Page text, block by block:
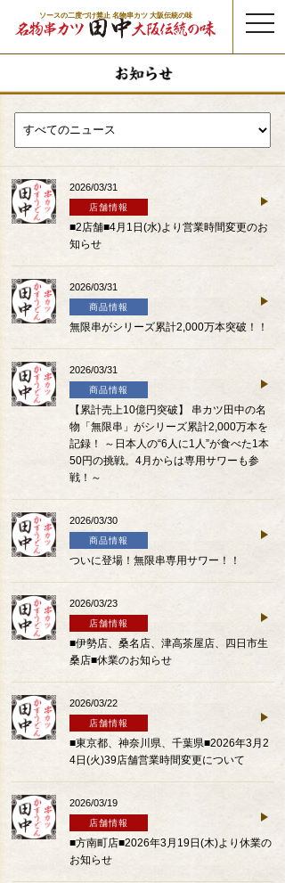
ソースの二度づけ禁止 名物串カツ 大阪伝統の味
t
o
g
l
i
a
i
n
2026/03/31
店舗情報
■2店舗■4月1日(水)より営業時間変更のお
知らせ
2026/03/31
商品情報
無限串がシリーズ累計2,000万本突破！！
2026/03/31
商品情報
【累計売上10億円突破】 串カツ田中の名
物「無限串」がシリーズ累計2,000万本を
記録！ ～日本人の“6人に1人”が食べた1本
50円の挑戦。4月からは専用サワーも参
戦！～
2026/03/30
商品情報
ついに登場！無限串専用サワー！！
2026/03/23
店舗情報
■伊勢店、桑名店、津高茶屋店、四日市生
桑店■休業のお知らせ
2026/03/22
店舗情報
■東京都、神奈川県、千葉県■2026年3月2
4日(火)39店舗営業時間変更について
2026/03/19
店舗情報
■方南町店■2026年3月19日(木)より休業の
お知らせ